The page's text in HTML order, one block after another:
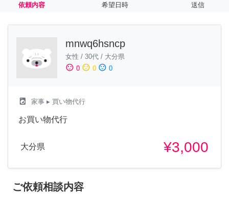
依頼内容 希望日時 送信
mnwq6hsncp
女性 / 30代 / 大分県
sentiment_satisfied 0 sentiment_neutral 0 sentiment_dissatisfied 0
local_laundry_service 家事 ▸ 買い物代行
お買い物代行
大分県 ¥3,000
ご依頼相談内容